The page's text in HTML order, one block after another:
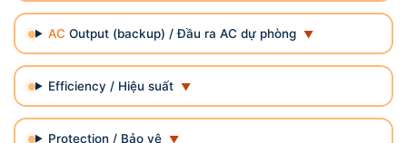
AC Output (backup) / Đầu ra AC dự phòng
Efficiency / Hiệu suất
Protection / Bảo vệ